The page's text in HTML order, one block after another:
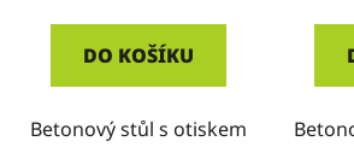
DO KOŠÍKU
Betonový stůl s otiskem